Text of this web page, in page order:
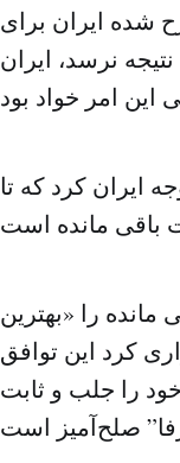
شده ایران برای
نرسد، ایران
ایران کرد که تا
را «بهترین
کرد این توافق
را جلب و ثابت